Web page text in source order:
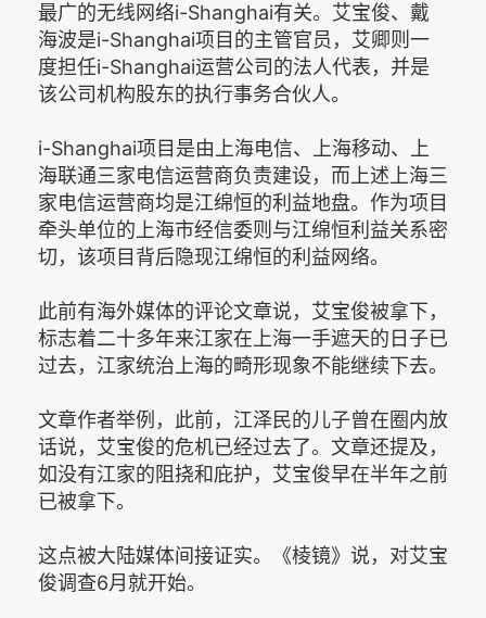
最广的无线网络i-Shanghai有关。艾宝俊、戴
海波是i-Shanghai项目的主管官员，艾卿则一
度担任i-Shanghai运营公司的法人代表，并是
该公司机构股东的执行事务合伙人。
i-Shanghai项目是由上海电信、上海移动、上
海联通三家电信运营商负责建设，而上述上海三
家电信运营商均是江绵恒的利益地盘。作为项目
牵头单位的上海市经信委则与江绵恒利益关系密
切，该项目背后隐现江绵恒的利益网络。
此前有海外媒体的评论文章说，艾宝俊被拿下，
标志着二十多年来江家在上海一手遮天的日子已
过去，江家统治上海的畸形现象不能继续下去。
文章作者举例，此前，江泽民的儿子曾在圈内放
话说，艾宝俊的危机已经过去了。文章还提及，
如没有江家的阻挠和庇护，艾宝俊早在半年之前
已被拿下。
这点被大陆媒体间接证实。《棱镜》说，对艾宝
俊调查6月就开始。